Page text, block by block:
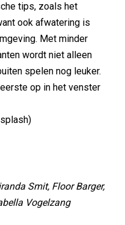
tips, zoals het
ook afwatering is
Met minder
wordt niet alleen
spelen nog leuker.
op in het venster
Smit, Floor Barger,
Vogelzang